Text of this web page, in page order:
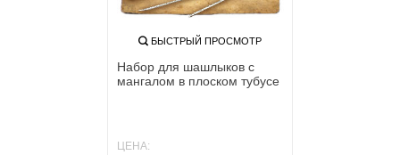
БЫСТРЫЙ ПРОСМОТР
Набор для шашлыков с
мангалом в плоском тубусе
ЦЕНА: